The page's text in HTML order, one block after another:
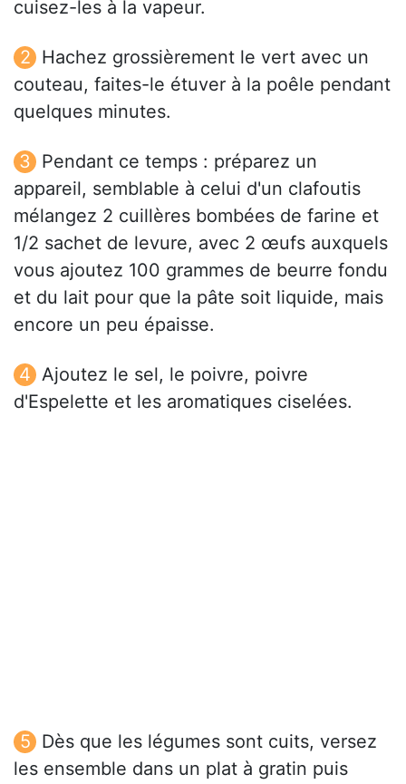
cuisez-les à la vapeur.
Hachez grossièrement le vert avec un
couteau, faites-le étuver à la poêle pendant
quelques minutes.
Pendant ce temps : préparez un
appareil, semblable à celui d'un clafoutis
mélangez 2 cuillères bombées de farine et
1/2 sachet de levure, avec 2 œufs auxquels
vous ajoutez 100 grammes de beurre fondu
et du lait pour que la pâte soit liquide, mais
encore un peu épaisse.
Ajoutez le sel, le poivre, poivre
d'Espelette et les aromatiques ciselées.
Dès que les légumes sont cuits, versez
les ensemble dans un plat à gratin puis